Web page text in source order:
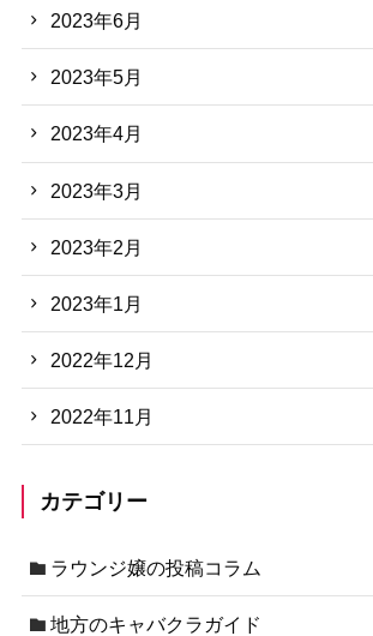
2023年6月
2023年5月
2023年4月
2023年3月
2023年2月
2023年1月
2022年12月
2022年11月
カテゴリー
ラウンジ嬢の投稿コラム
地方のキャバクラガイド